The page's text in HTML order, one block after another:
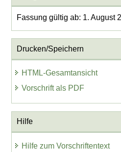
Fassung gültig ab: 1. August
Drucken/Speichern
HTML-Gesamtansicht
Vorschrift als PDF
Hilfe
Hilfe zum Vorschriftentext